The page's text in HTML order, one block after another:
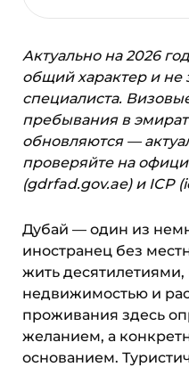
Актуально на 2026
общий характер и не
специалиста.
пребывания в
обновляются —
проверяйте на
(gdrfad.gov.ae) и ICP
Дубай — один из
иностранец без
жить десятилетиями,
недвижимостью и
проживания здесь
желанием, а
основанием.